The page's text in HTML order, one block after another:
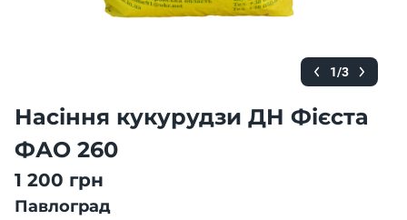
1/3
Насіння кукурудзи ДН Фієста
ФАО 260
1 200 грн
Павлоград